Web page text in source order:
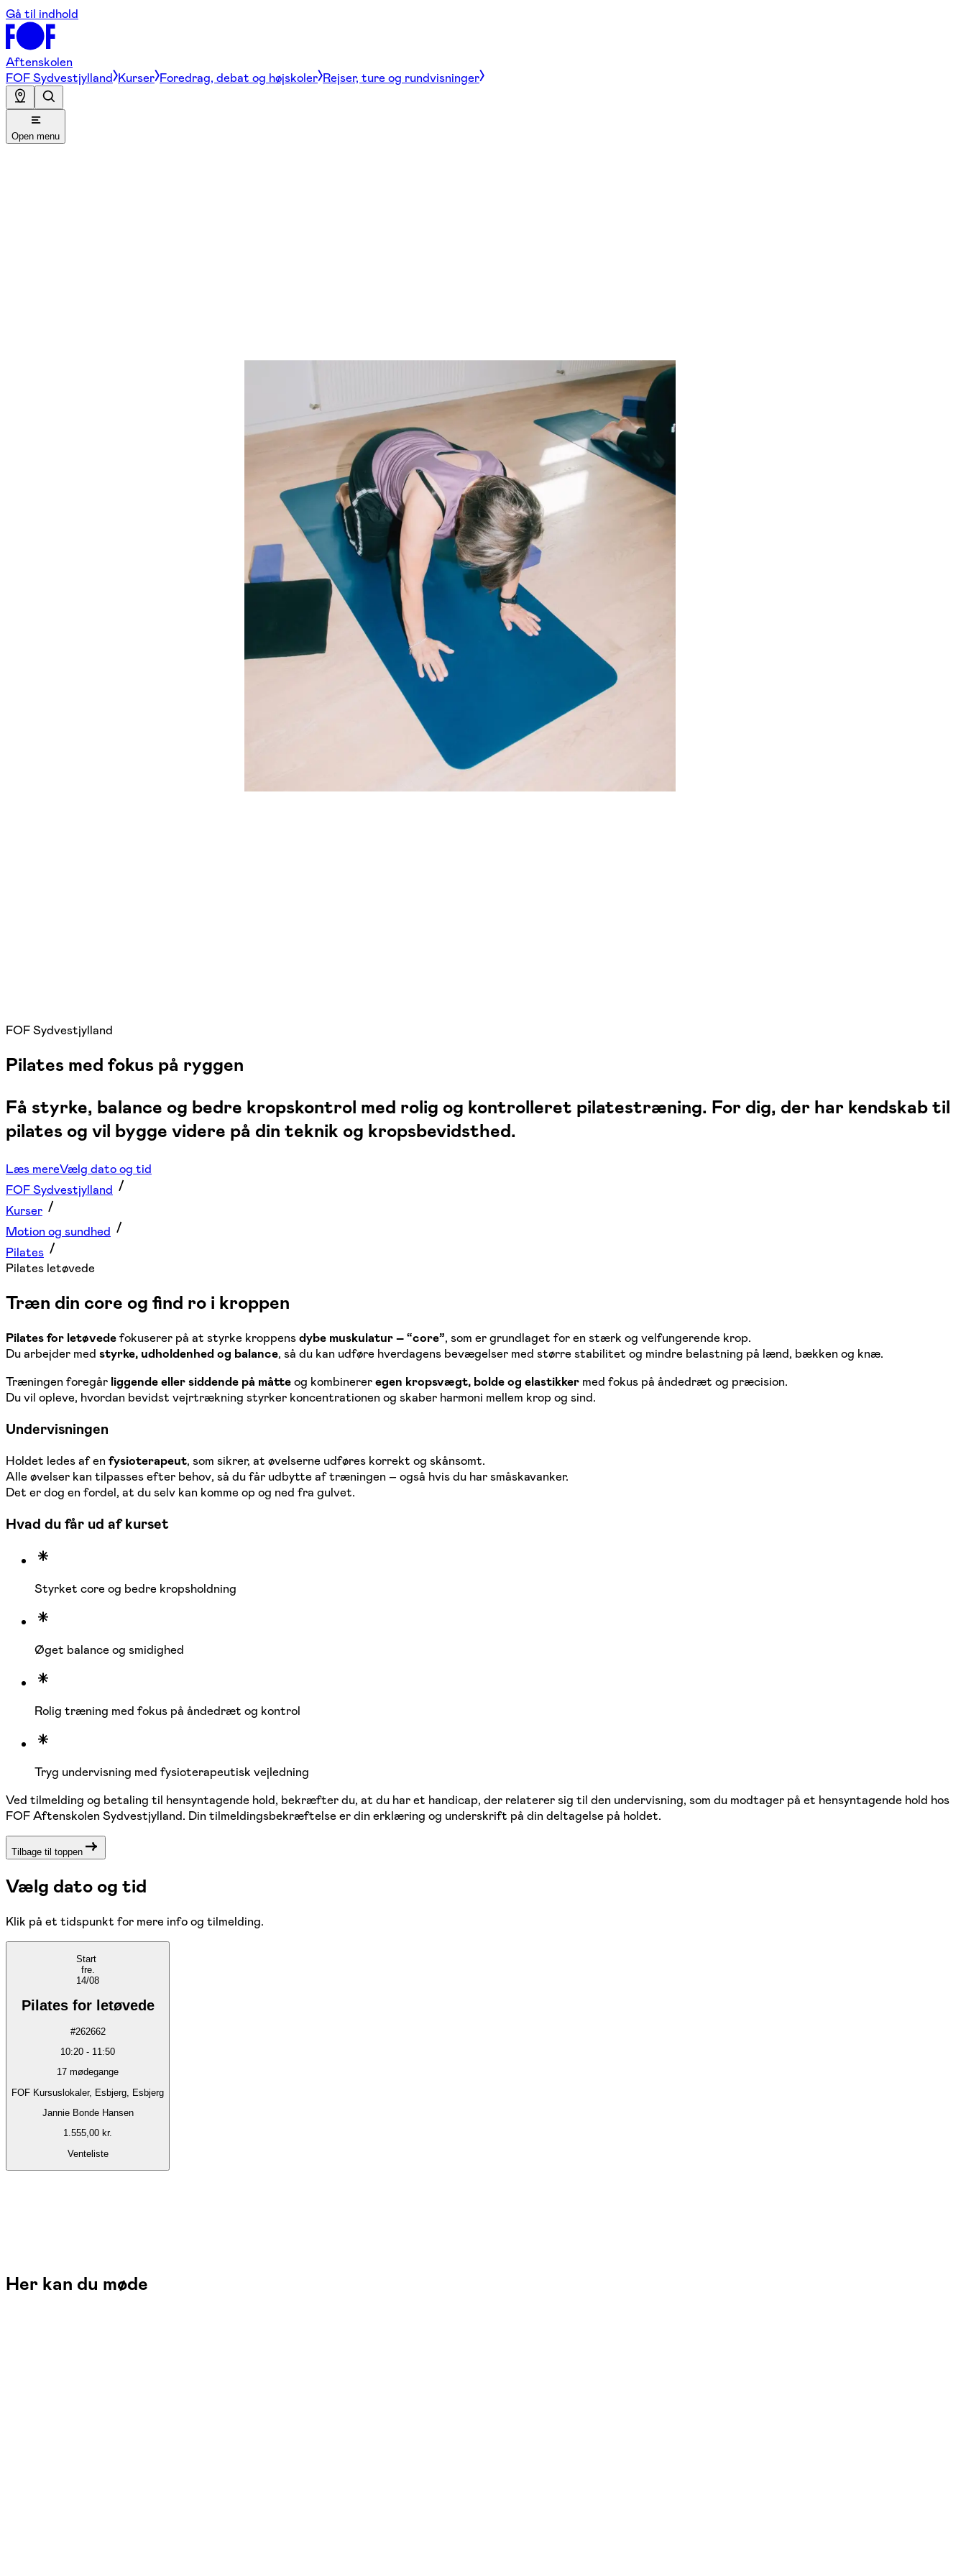
Gå til indhold
Aftenskolen
FOF Sydvestjylland Kurser Foredrag, debat og højskoler Rejser, ture og rundvisninger
Open menu
FOF Sydvestjylland
Pilates med fokus på ryggen
Få styrke, balance og bedre kropskontrol med rolig og kontrolleret pilatestræning. For dig, der har kendskab til
pilates og vil bygge videre på din teknik og kropsbevidsthed.
Læs mereVælg dato og tid
FOF Sydvestjylland
Kurser
Motion og sundhed
Pilates
Pilates letøvede
Træn din core og find ro i kroppen
Pilates for letøvedefokuserer på at styrke kroppensdybe muskulatur – “core”, som er grundlaget for en stærk og velfungerende krop.
Du arbejder med styrke, udholdenhed og balance, så du kan udføre hverdagens bevægelser med større stabilitet og mindre belastning på lænd, bækken og knæ.
Træningen foregår liggende eller siddende på måtteog kombinereregen kropsvægt, bolde og elastikker med fokus på åndedræt og præcision.
Du vil opleve, hvordan bevidst vejrtrækning styrker koncentrationen og skaber harmoni mellem krop og sind.
Undervisningen
Holdet ledes af en fysioterapeut, som sikrer, at øvelserne udføres korrekt og skånsomt.
Alle øvelser kan tilpasses efter behov, så du får udbytte af træningen – også hvis du har småskavanker.
Det er dog en fordel, at du selv kan komme op og ned fra gulvet.
Hvad du får ud af kurset
Styrket core og bedre kropsholdning
Øget balance og smidighed
Rolig træning med fokus på åndedræt og kontrol
Tryg undervisning med fysioterapeutisk vejledning
Ved tilmelding og betaling til hensyntagende hold, bekræfter du, at du har et handicap, der relaterer sig til den undervisning, som du modtager på et hensyntagende hold hos
FOF Aftenskolen Sydvestjylland. Din tilmeldingsbekræftelse er din erklæring og underskrift på din deltagelse på holdet.
Tilbage til toppen
Vælg dato og tid
Klik på et tidspunkt for mere info og tilmelding.
Start
fre.
14/08
Pilates for letøvede
#262662
10:20 - 11:50
17 mødegange
FOF Kursuslokaler, Esbjerg, Esbjerg
Jannie Bonde Hansen
1.555,00 kr.
Venteliste
Her kan du møde